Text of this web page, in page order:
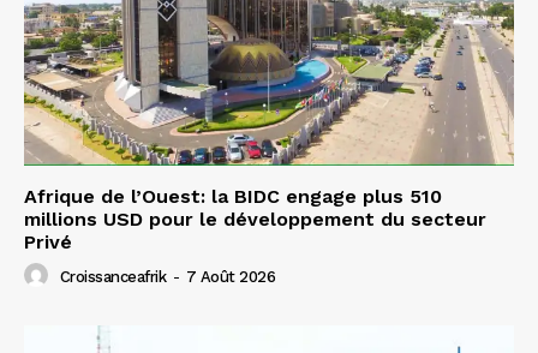
Afrique de l’Ouest: la BIDC engage plus 510
millions USD pour le développement du secteur
Privé
Croissanceafrik - 7 Août 2026